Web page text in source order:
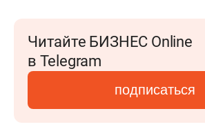
Читайте БИЗНЕС Online
в Telegram
подписаться